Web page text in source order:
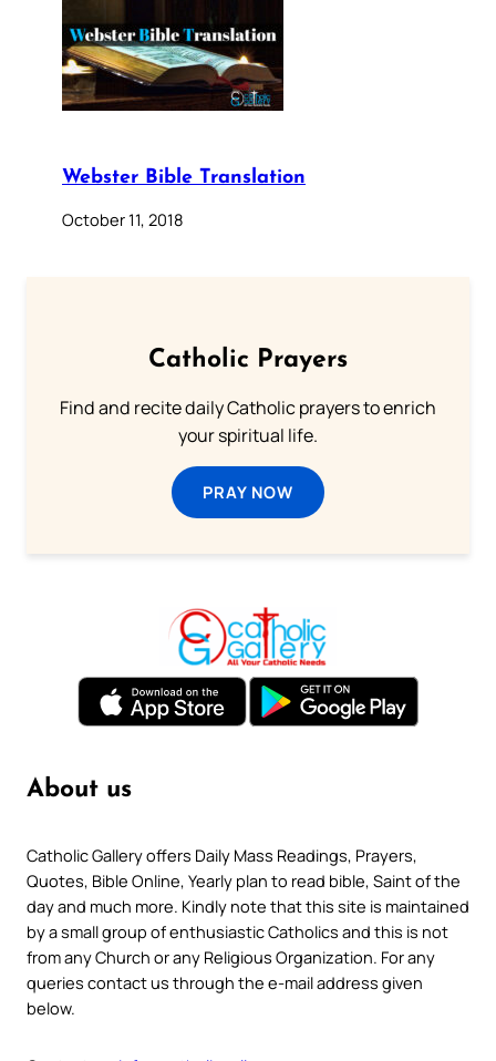
Webster Bible Translation
October 11, 2018
Catholic Prayers
Find and recite daily Catholic prayers to enrich
your spiritual life.
PRAY NOW
About us
Catholic Gallery offers Daily Mass Readings, Prayers,
Quotes, Bible Online, Yearly plan to read bible, Saint of the
day and much more. Kindly note that this site is maintained
by a small group of enthusiastic Catholics and this is not
from any Church or any Religious Organization. For any
queries contact us through the e-mail address given
below.